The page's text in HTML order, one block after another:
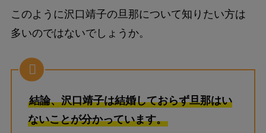
このように沢口靖子の旦那について知りたい方は
多いのではないでしょうか。
結論、沢口靖子は結婚しておらず旦那はい
ないことが分かっています。